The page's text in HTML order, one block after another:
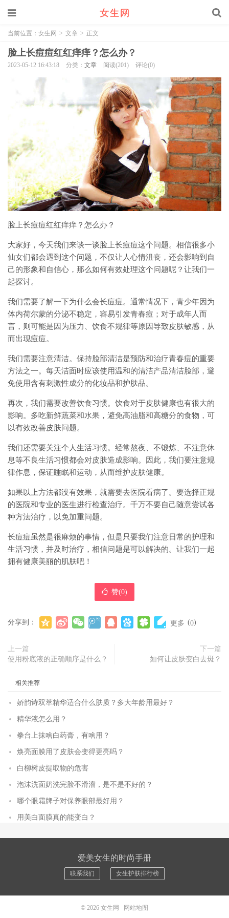
当前位置： 女生网 > 文章 > 正文
脸上长痘痘红红痒痒？怎么办？
2023-05-12 16:43:18 分类： 文章 阅读(201) 评论(0)
脸上长痘痘红红痒痒？怎么办？
大家好，今天我们来谈一谈脸上长痘痘这个问题。相信很多小
仙女们都会遇到这个问题，不仅让人心情沮丧，还会影响到自
己的形象和自信心，那么如何有效处理这个问题呢？让我们一
起探讨。
我们需要了解一下为什么会长痘痘。通常情况下，青少年因为
体内荷尔蒙的分泌不稳定，容易引发青春痘；对于成年人而
言，则可能是因为压力、饮食不规律等原因导致皮肤敏感，从
而出现痘痘。
我们需要注意清洁。保持脸部清洁是预防和治疗青春痘的重要
方法之一。每天洁面时应该使用温和的清洁产品清洁脸部，避
免使用含有刺激性成分的化妆品和护肤品。
再次，我们需要改善饮食习惯。饮食对于皮肤健康也有很大的
影响。多吃新鲜蔬菜和水果，避免高油脂和高糖分的食物，可
以有效改善皮肤问题。
我们还需要关注个人生活习惯。经常熬夜、不锻炼、不注意休
息等不良生活习惯都会对皮肤造成影响。因此，我们要注意规
律作息，保证睡眠和运动，从而维护皮肤健康。
如果以上方法都没有效果，就需要去医院看病了。要选择正规
的医院和专业的医生进行检查治疗。千万不要自己随意尝试各
种方法治疗，以免加重问题。
长痘痘虽然是很麻烦的事情，但是只要我们注意日常的护理和
生活习惯，并及时治疗，相信问题是可以解决的。让我们一起
拥有健康美丽的肌肤吧！
赞(0)
分享到： 更多 (0)
上一篇
使用粉底液的正确顺序是什么？
下一篇
如何让皮肤变白去斑？
相关推荐
娇韵诗双萃精华适合什么肤质？多大年龄用最好？
精华液怎么用？
拳台上抹啥白药膏，有啥用？
焕亮面膜用了皮肤会变得更亮吗？
白柳树皮提取物的危害
泡沫洗面奶洗完脸不滑溜，是不是不好的？
哪个眼霜牌子对保养眼部最好用？
用美白面膜真的能变白？
爱美女生的时尚手册
联系我们 女生护肤排行榜
© 2026 女生网 网站地图